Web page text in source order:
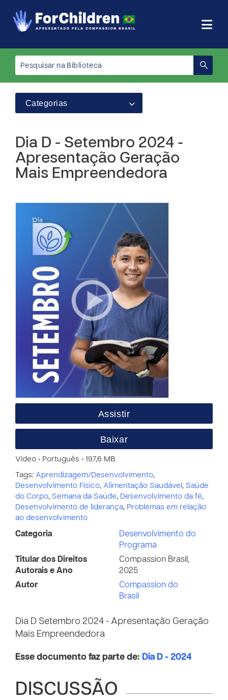
Categorias
Dia D - Setembro 2024 -
Apresentação Geração
Mais Empreendedora
Assistir
Baixar
Vídeo • Português • 197,6 MB
Tags: Aprendizagem/Desenvolvimento,
Desenvolvimento Físico, Alimentação Saudável , Saúde
do Corpo, Semana da Saúde, Desenvolvimento da fé,
Desenvolvimento de liderança, Problemas em relação
ao desenvolvimento
Categoria
Desenvolvimento do
Programa
Titular dos Direitos
Autorais e Ano
Compassion Brasil,
2025
Autor
Compassion do
Brasil
Dia D Setembro 2024 - Apresentação Geração
Mais Empreendedora
Esse documento faz parte de: Dia D - 2024
DISCUSSÃO